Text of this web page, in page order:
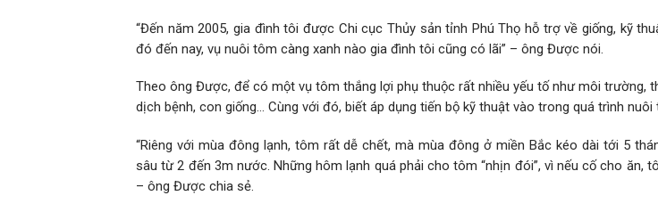
“Đến năm 2005, gia đình tôi được Chi cục Thủy sản tỉnh Phú Thọ hỗ trợ về giống, kỹ
đó đến nay, vụ nuôi tôm càng xanh nào gia đình tôi cũng có lãi” – ông Được nói.
Theo ông Được, để có một vụ tôm thắng lợi phụ thuộc rất nhiều yếu tố như môi trường,
dịch bệnh, con giống… Cùng với đó, biết áp dụng tiến bộ kỹ thuật vào trong quá trình nuôi
“Riêng với mùa đông lạnh, tôm rất dễ chết, mà mùa đông ở miền Bắc kéo dài tới 5
sâu từ 2 đến 3m nước. Những hôm lạnh quá phải cho tôm “nhịn đói”, vì nếu cố cho ăn,
– ông Được chia sẻ.